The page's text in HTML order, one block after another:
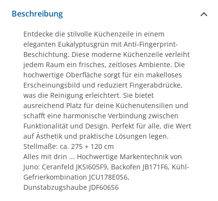
Beschreibung
Entdecke die stilvolle Küchenzeile in einem
eleganten Eukalyptusgrün mit Anti-Fingerprint-
Beschichtung. Diese moderne Küchenzeile verleiht
jedem Raum ein frisches, zeitloses Ambiente. Die
hochwertige Oberfläche sorgt für ein makelloses
Erscheinungsbild und reduziert Fingerabdrücke,
was die Reinigung erleichtert. Sie bietet
ausreichend Platz für deine Küchenutensilien und
schafft eine harmonische Verbindung zwischen
Funktionalität und Design. Perfekt für alle, die Wert
auf Ästhetik und praktische Lösungen legen.
Stellmaße: ca. 275 + 120 cm
Alles mit drin ... Hochwertige Markentechnik von
Juno: Ceranfeld JKSI605F9, Backofen JB171F6, Kühl-
Gefrierkombination JCU178E0S6,
Dunstabzugshaube JDF606S6